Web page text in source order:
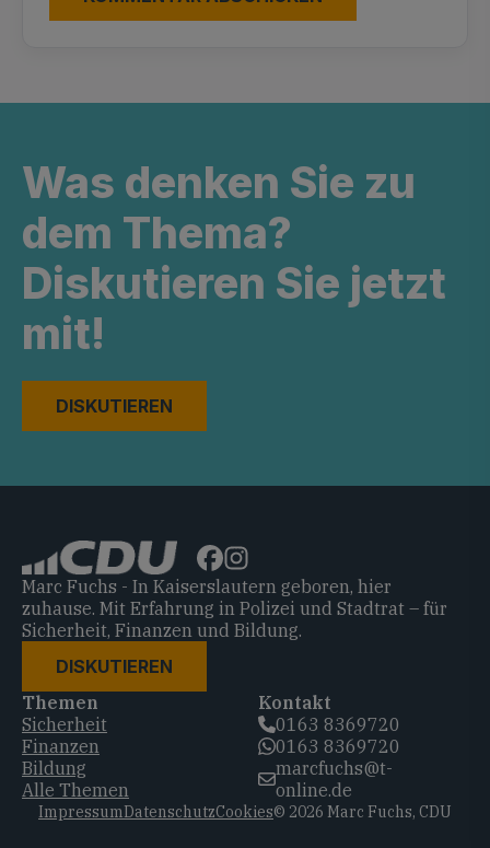
Was denken Sie zu
dem Thema?
Diskutieren Sie jetzt
mit!
DISKUTIEREN
Marc Fuchs - In Kaiserslautern geboren, hier
zuhause. Mit Erfahrung in Polizei und Stadtrat – für
Sicherheit, Finanzen und Bildung.
DISKUTIEREN
Themen
Sicherheit
Finanzen
Bildung
Alle Themen
Kontakt
0163 8369720‬
0163 8369720‬
marcfuchs@t-
online.de
ImpressumDatenschutzCookies© 2026 Marc Fuchs, CDU